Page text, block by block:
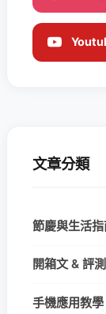
文章分類
節慶與生活
開箱文 & 評測
手機應用教學